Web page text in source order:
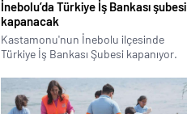
İnebolu’da Türkiye İş Bankası şubesi
kapanacak
Kastamonu'nun İnebolu ilçesinde
Türkiye İş Bankası Şubesi kapanıyor.